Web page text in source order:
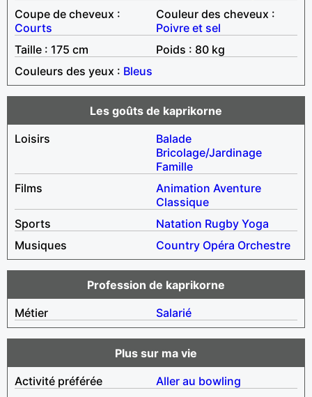
Coupe de cheveux :
Courts
Couleur des cheveux :
Poivre et sel
Taille : 175 cm
Poids : 80 kg
Couleurs des yeux : Bleus
Les goûts de kaprikorne
Loisirs
Balade
Bricolage/Jardinage
Famille
Films
Animation Aventure
Classique
Sports
Natation Rugby Yoga
Musiques
Country Opéra Orchestre
Profession de kaprikorne
Métier
Salarié
Plus sur ma vie
Activité préférée
Aller au bowling